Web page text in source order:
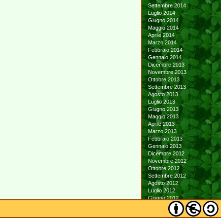
Settembre 2014
Luglio 2014
Giugno 2014
Maggio 2014
Aprile 2014
Marzo 2014
Febbraio 2014
Gennaio 2014
Dicembre 2013
Novembre 2013
Ottobre 2013
Settembre 2013
Agosto 2013
Luglio 2013
Giugno 2013
Maggio 2013
Aprile 2013
Marzo 2013
Febbraio 2013
Gennaio 2013
Dicembre 2012
Novembre 2012
Ottobre 2012
Settembre 2012
Agosto 2012
Luglio 2012
Giugno 2012
Maggio 2012
Aprile 2012